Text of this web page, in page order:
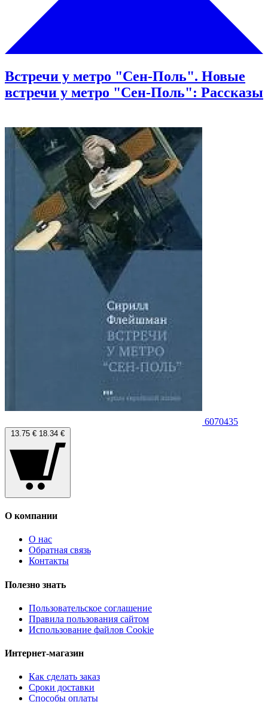
Встречи у метро "Сен-Поль". Новые
встречи у метро "Сен-Поль": Рассказы
6070435
13.75 € 18.34 €
О компании
О нас
Обратная связь
Контакты
Полезно знать
Пользовательское соглашение
Правила пользования сайтом
Использование файлов Cookie
Интернет-магазин
Как сделать заказ
Сроки доставки
Способы оплаты